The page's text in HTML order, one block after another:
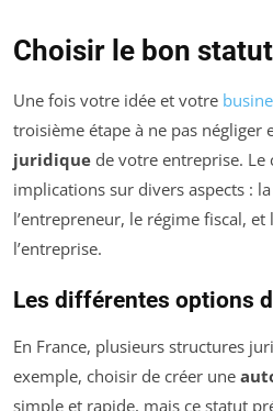
Choisir le bon
Une fois votre idée et votre
troisième étape à ne pas négliger
juridique de votre entreprise. Le
implications sur divers aspects :
l’entrepreneur, le régime fiscal,
l’entreprise.
Les différentes options
En France, plusieurs structures
exemple, choisir de créer une
simple et rapide, mais ce statut